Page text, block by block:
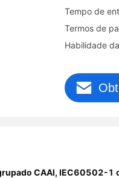
Tempo de
Termos de
Habilidade
CAAI, IEC60502-1